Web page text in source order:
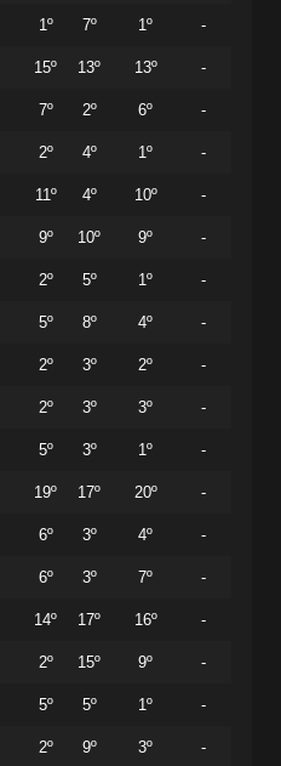
1º 7º 1º -
15º 13º 13º -
7º 2º 6º -
2º 4º 1º -
11º 4º 10º -
9º 10º 9º -
2º 5º 1º -
5º 8º 4º -
2º 3º 2º -
2º 3º 3º -
5º 3º 1º -
19º 17º 20º -
6º 3º 4º -
6º 3º 7º -
14º 17º 16º -
2º 15º 9º -
5º 5º 1º -
2º 9º 3º -